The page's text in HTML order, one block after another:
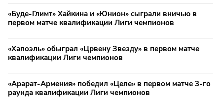
«Буде-Глимт» Хайкина и «Юнион» сыграли вничью в
первом матче квалификации Лиги чемпионов
«Хапоэль» обыграл «Црвену Звезду» в первом матче
квалификации Лиги чемпионов
«Арарат-Армения» победил «Целе» в первом матче 3-го
раунда квалификации Лиги чемпионов